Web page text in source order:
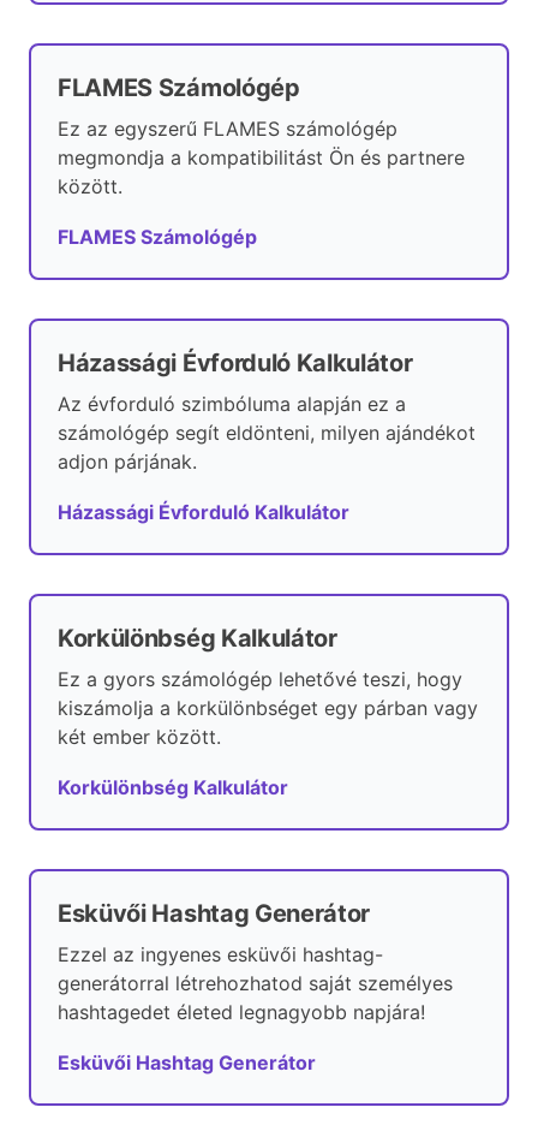
FLAMES Számológép
Ez az egyszerű FLAMES számológép
megmondja a kompatibilitást Ön és partnere
között.
FLAMES Számológép
Házassági Évforduló Kalkulátor
Az évforduló szimbóluma alapján ez a
számológép segít eldönteni, milyen ajándékot
adjon párjának.
Házassági Évforduló Kalkulátor
Korkülönbség Kalkulátor
Ez a gyors számológép lehetővé teszi, hogy
kiszámolja a korkülönbséget egy párban vagy
két ember között.
Korkülönbség Kalkulátor
Esküvői Hashtag Generátor
Ezzel az ingyenes esküvői hashtag-
generátorral létrehozhatod saját személyes
hashtagedet életed legnagyobb napjára!
Esküvői Hashtag Generátor